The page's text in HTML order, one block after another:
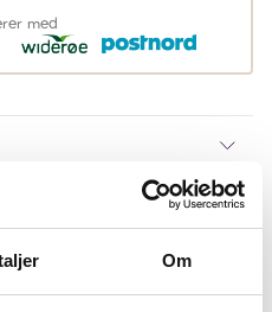
Om
med